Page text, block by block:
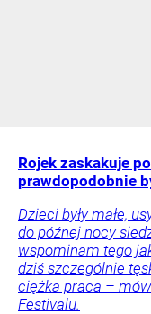
Rojek zaskakuje
prawdopodobnie
Dzieci były małe,
do późnej nocy
wspominam tego
dziś szczególnie
ciężka praca –
Festivalu.